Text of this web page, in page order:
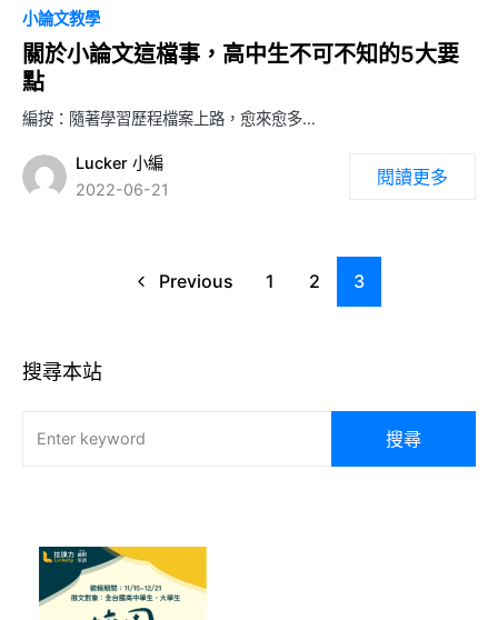
小論文教學
關於小論文這檔事，高中生不可不知的5大要
點
編按：隨著學習歷程檔案上路，愈來愈多…
Lucker 小編
2022-06-21
閱讀更多
Previous 1 2 3
搜尋本站
搜尋